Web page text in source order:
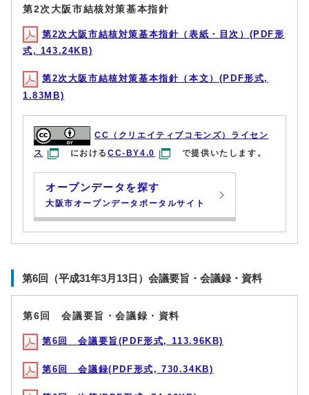
第2次大阪市結核対策基本指針
第2次大阪市結核対策基本指針（表紙・目次）(PDF形
式, 143.24KB)
第2次大阪市結核対策基本指針（本文）(PDF形式,
1.83MB)
CC（クリエイティブコモンズ）ライセン
ス
におけるCC-BY4.0 で提供いたします。
オープンデータを探す
大阪市オープンデータポータルサイト
第6回（平成31年3月13日）会議要旨・会議録・資料
第6回 会議要旨・会議録・資料
第6回 会議要旨(PDF形式, 113.96KB)
第6回 会議録(PDF形式, 730.34KB)